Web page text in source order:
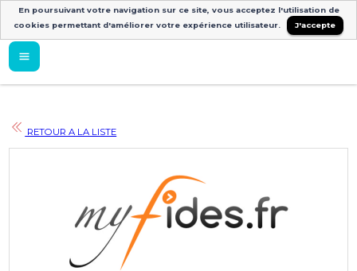
RETOUR A LA LISTE
En poursuivant votre navigation sur ce site, vous acceptez l'utilisation de
cookies permettant d'améliorer votre expérience utilisateur.
J'accepte